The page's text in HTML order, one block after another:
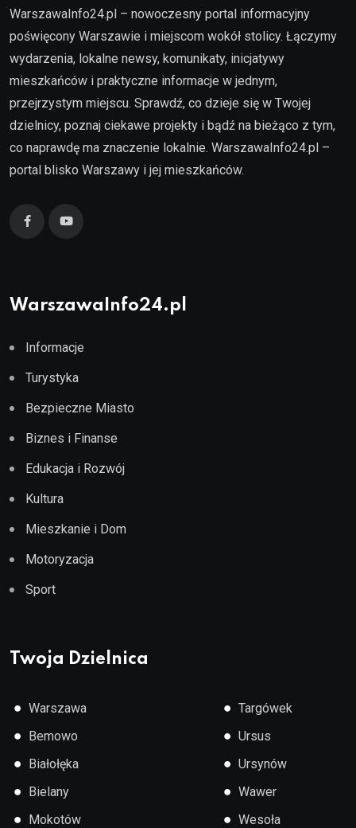
WarszawaInfo24.pl – nowoczesny portal informacyjny
poświęcony Warszawie i miejscom wokół stolicy. Łączymy
wydarzenia, lokalne newsy, komunikaty, inicjatywy
mieszkańców i praktyczne informacje w jednym,
przejrzystym miejscu. Sprawdź, co dzieje się w Twojej
dzielnicy, poznaj ciekawe projekty i bądź na bieżąco z tym,
co naprawdę ma znaczenie lokalnie. WarszawaInfo24.pl –
portal blisko Warszawy i jej mieszkańców.
WarszawaInfo24.pl
Informacje
Turystyka
Bezpieczne Miasto
Biznes i Finanse
Edukacja i Rozwój
Kultura
Mieszkanie i Dom
Motoryzacja
Sport
Twoja Dzielnica
● Warszawa
● Bemowo
● Białołęka
● Bielany
● Mokotów
● Targówek
● Ursus
● Ursynów
● Wawer
● Wesoła